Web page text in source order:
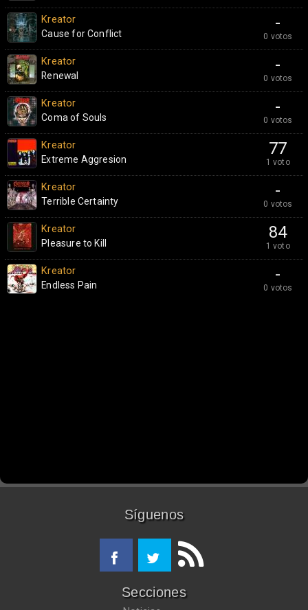
-
0 votos
Kreator
Cause for Conflict
-
0 votos
Kreator
Renewal
-
0 votos
Kreator
Coma of Souls
77
1 voto
Kreator
Extreme Aggresion
-
0 votos
Kreator
Terrible Certainty
84
1 voto
Kreator
Pleasure to Kill
-
0 votos
Kreator
Endless Pain
Síguenos
Secciones